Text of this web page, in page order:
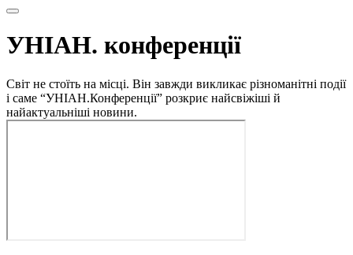
УНІАН. конференції
Світ не стоїть на місці. Він завжди викликає різноманітні події
і саме “УНІАН.Конференції” розкриє найсвіжіші й
найактуальніші новини.